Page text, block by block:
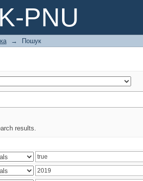
PNU
→ Пошук
results.